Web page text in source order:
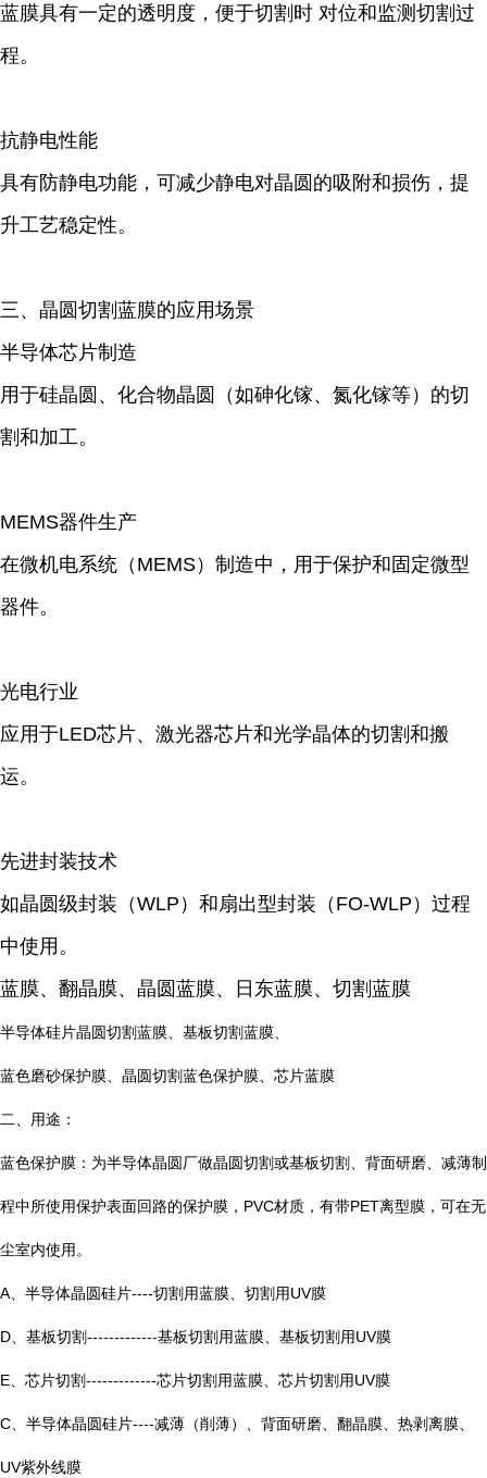
蓝膜具有一定的透明度，便于切割时 对位和监测切割过
程。
抗静电性能
具有防静电功能，可减少静电对晶圆的吸附和损伤，提
升工艺稳定性。
三、晶圆切割蓝膜的应用场景
半导体芯片制造
用于硅晶圆、化合物晶圆（如砷化镓、氮化镓等）的切
割和加工。
MEMS器件生产
在微机电系统（MEMS）制造中，用于保护和固定微型
器件。
光电行业
应用于LED芯片、激光器芯片和光学晶体的切割和搬
运。
先进封装技术
如晶圆级封装（WLP）和扇出型封装（FO-WLP）过程
中使用。
蓝膜、翻晶膜、晶圆蓝膜、日东蓝膜、切割蓝膜
半导体硅片晶圆切割蓝膜、基板切割蓝膜、
蓝色磨砂保护膜、晶圆切割蓝色保护膜、芯片蓝膜
二、用途：
蓝色保护膜：为半导体晶圆厂做晶圆切割或基板切割、背面研磨、减薄制
程中所使用保护表面回路的保护膜，PVC材质，有带PET离型膜，可在无
尘室内使用。
A、半导体晶圆硅片----切割用蓝膜、切割用UV膜
D、基板切割-------------基板切割用蓝膜、基板切割用UV膜
E、芯片切割-------------芯片切割用蓝膜、芯片切割用UV膜
C、半导体晶圆硅片----减薄（削薄）、背面研磨、翻晶膜、热剥离膜、
UV紫外线膜